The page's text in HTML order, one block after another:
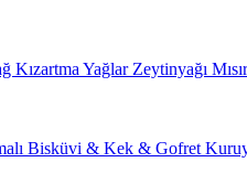
Kızartma Yağlar Zeytinyağı
Bisküvi & Kek & Gofret